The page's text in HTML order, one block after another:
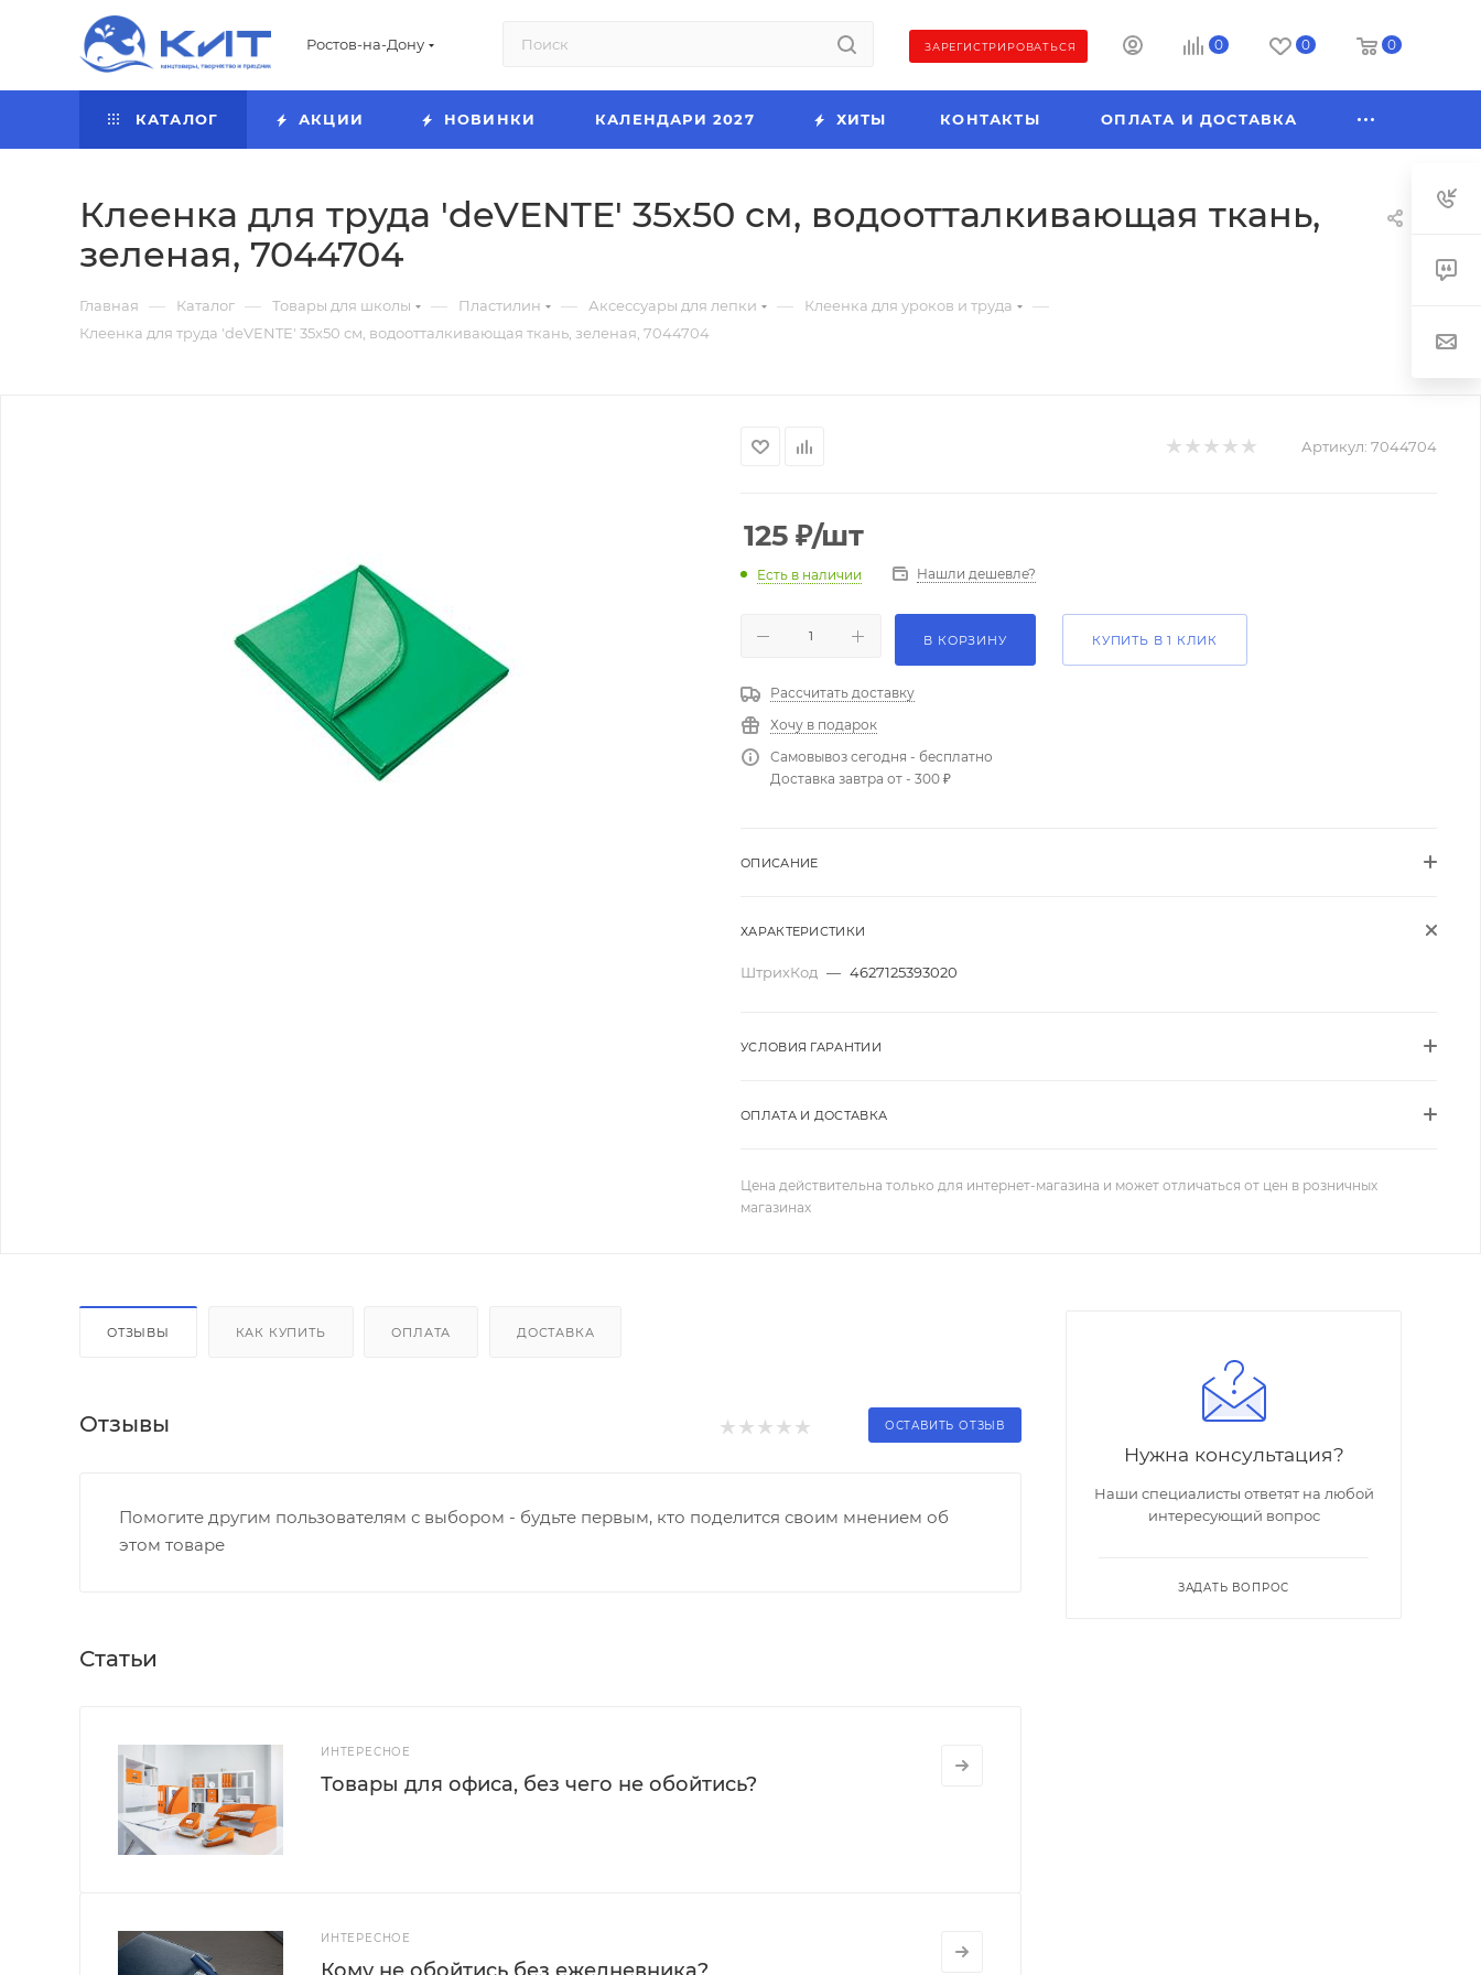
Ростов-на-Дону ЗАРЕГИСТРИРОВАТЬСЯ 0 0 0
КАТАЛОГ АКЦИИ НОВИНКИ КАЛЕНДАРИ 2027 ХИТЫ КОНТАКТЫ ОПЛАТА И ДОСТАВКА
Клеенка для труда 'deVENTE' 35x50 см, водоотталкивающая ткань,
зеленая, 7044704
Главная — Каталог — Товары для школы — Пластилин — Аксессуары для лепки — Клеенка для уроков и труда —
Клеенка для труда 'deVENTE' 35x50 см, водоотталкивающая ткань, зеленая, 7044704
Артикул: 7044704
125 ₽/шт
Есть в наличии Нашли дешевле?
В КОРЗИНУ КУПИТЬ В 1 КЛИК
Рассчитать доставку
Хочу в подарок
Самовывоз сегодня - бесплатно
Доставка завтра от - 300 ₽
ОПИСАНИЕ
ХАРАКТЕРИСТИКИ
ШтрихКод — 4627125393020
УСЛОВИЯ ГАРАНТИИ
ОПЛАТА И ДОСТАВКА
Цена действительна только для интернет-магазина и может отличаться от цен в розничных
магазинах
ОТЗЫВЫ КАК КУПИТЬ ОПЛАТА ДОСТАВКА
Отзывы ОСТАВИТЬ ОТЗЫВ
Помогите другим пользователям с выбором - будьте первым, кто поделится своим мнением об
этом товаре
Статьи
ИНТЕРЕСНОЕ
Товары для офиса, без чего не обойтись?
ИНТЕРЕСНОЕ
Нужна консультация?
Наши специалисты ответят на любой
интересующий вопрос
ЗАДАТЬ ВОПРОС